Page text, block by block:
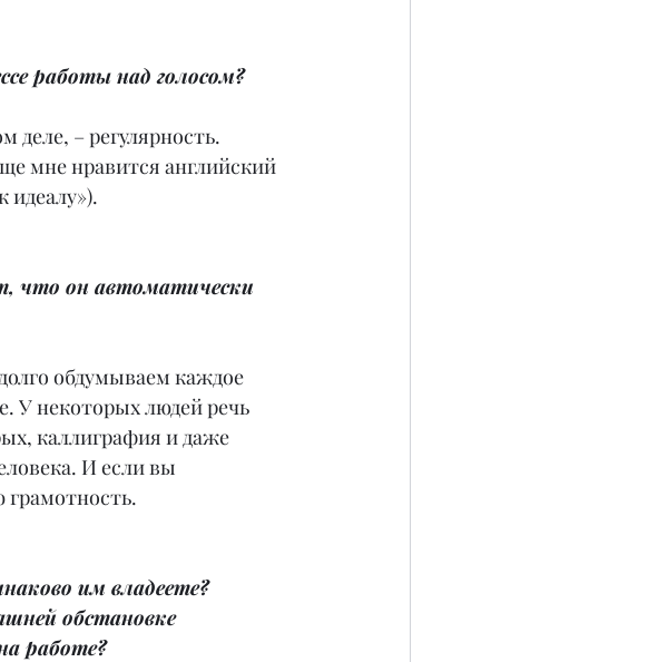
работы над голосом?
деле, – регулярность.
мне нравится английский
идеалу»).
что он автоматически
обдумываем каждое
У некоторых людей речь
каллиграфия и даже
И если вы
грамотность.
им владеете?
обстановке
работе?